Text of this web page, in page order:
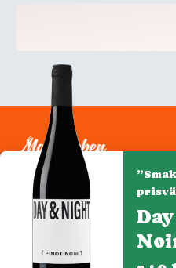
Denna webbplats drivs
© 2026